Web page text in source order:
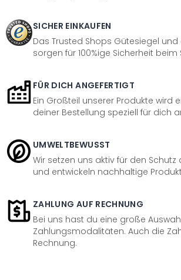
SICHER EINKAUFEN
Das Trusted Shops Gütesiegel
sorgen für 100%ige Sicherheit beim
FÜR DICH ANGEFERTIGT
Ein Großteil unserer Produkte wird
deiner Bestellung speziell für dich
UMWELTBEWUSST
Wir setzen uns aktiv für den Schutz
und entwickeln nachhaltige
ZAHLUNG AUF RECHNUNG
Bei uns hast du eine große
Zahlungsmodalitäten. Auch die
Rechnung.